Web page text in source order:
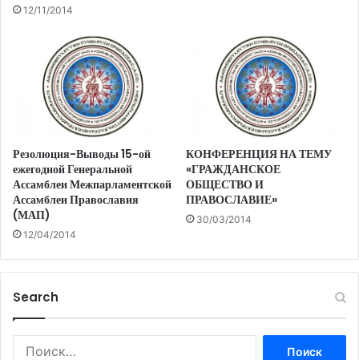
12/11/2014
Резолюция-Выводы 15-ой
ежегодной Генеральной
Ассамблеи Межпарламентской
Ассамблеи Православия
(МАП)
12/04/2014
КОНФЕРЕНЦИЯ НА ТЕМУ
«ГРАЖДАНСКОЕ
ОБЩЕСТВО И
ПРАВОСЛАВИЕ»
30/03/2014
Search